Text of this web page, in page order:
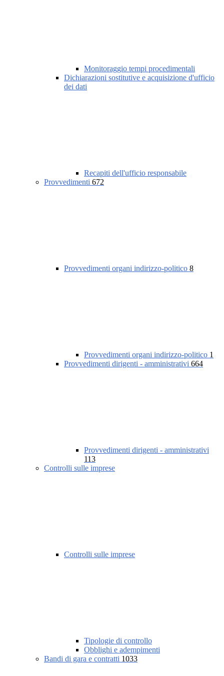
Monitoraggio tempi procedimentali
Dichiarazioni sostitutive e acquisizione d'ufficio
dei dati
Recapiti dell'ufficio responsabile
Provvedimenti 672
Provvedimenti organi indirizzo-politico 8
Provvedimenti organi indirizzo-politico 1
Provvedimenti dirigenti - amministrativi 664
Provvedimenti dirigenti - amministrativi
113
Controlli sulle imprese
Controlli sulle imprese
Tipologie di controllo
Obblighi e adempimenti
Bandi di gara e contratti 1033